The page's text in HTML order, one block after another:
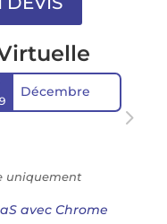
Décembre
uniquement
avec Chrome